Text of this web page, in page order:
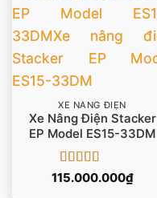
XE NÂNG ĐIỆN
Xe Nâng Điện Stacker
EP Model ES15-33DM
Được xếp
115.000.000₫